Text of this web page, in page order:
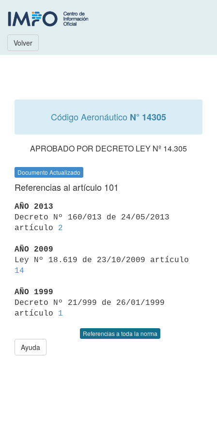
Volver
Código Aeronáutico N° 14305
APROBADO POR DECRETO LEY Nº 14.305
Documento Actualizado
Referencias al artículo 101
AÑO 2013
Decreto Nº 160/013 de 24/05/2013
artículo 2
AÑO 2009
14
AÑO 1999
Decreto Nº 21/999 de 26/01/1999
artículo 1
Referencias a toda la norma
Ayuda